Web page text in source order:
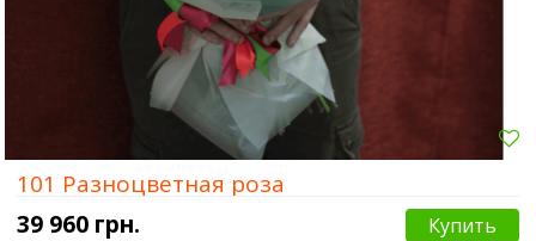
101 Разноцветная роза
39 960 грн.
Купить